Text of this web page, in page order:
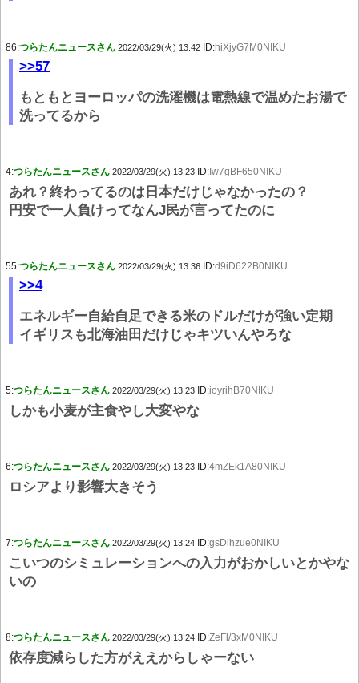
86:つらたんニュースさん 2022/03/29(火) 13:42 ID:hiXjyG7M0NIKU
>>57
もともとヨーロッパの洗濯機は電熱線で温めたお湯で
洗ってるから
4:つらたんニュースさん 2022/03/29(火) 13:23 ID: Iw7gBF650NIKU
あれ？終わってるのは日本だけじゃなかったの？
円安で一人負けってなんJ民が言ってたのに
55:つらたんニュースさん 2022/03/29(火) 13:36 ID:d9iD622B0NIKU
>>4
エネルギー自給自足できる米のドルだけが強い定期
イギリスも北海油田だけじゃキツいんやろな
5:つらたんニュースさん 2022/03/29(火) 13:23 ID:ioyrihB70NIKU
しかも小麦が主食やし大変やな
6:つらたんニュースさん 2022/03/29(火) 13:23 ID:4mZEk1A80NIKU
ロシアより影響大きそう
7:つらたんニュースさん 2022/03/29(火) 13:24 ID:gsDlhzue0NIKU
こいつのシミュレーションへの入力がおかしいとかやな
いの
8:つらたんニュースさん 2022/03/29(火) 13:24 ID:ZeFl/3xM0NIKU
依存度減らした方がええからしゃーない